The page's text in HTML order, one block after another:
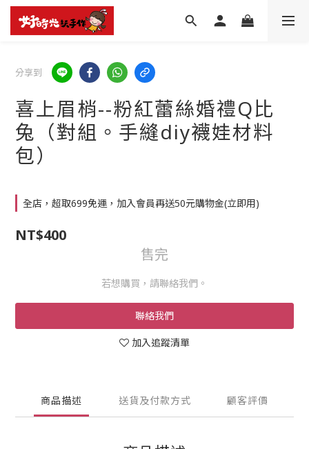
分享到
喜上眉梢--粉紅蕾絲婚禮Q比
兔（對組。手縫diy襪娃材料
包）
全店，超取699免運，加入會員再送50元購物金(立即用)
NT$400
售完
若想購買，請聯絡我們。
聯絡我們
加入追蹤清單
商品描述 送貨及付款方式 顧客評價